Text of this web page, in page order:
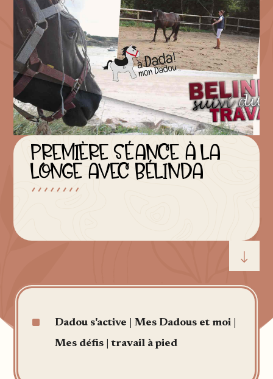
PREMIÈRE SÉANCE À LA
LONGE AVEC BÉLINDA
"
^ Dadou s'active Mes Dadous et moi|
Mes défis|travail à pied